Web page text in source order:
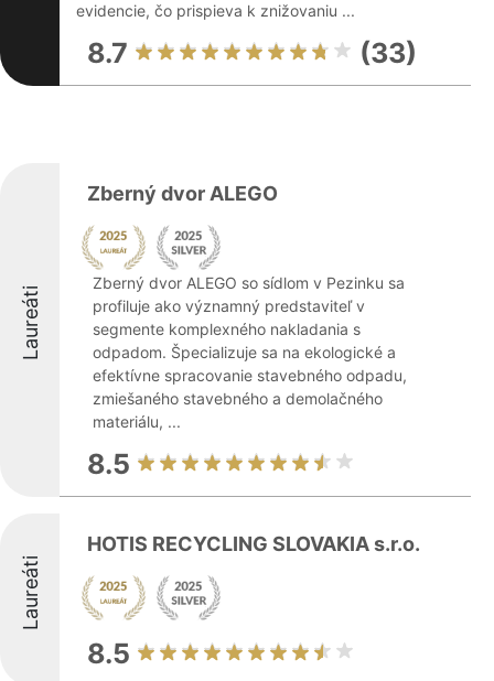
evidencie, čo prispieva k znižovaniu ...
8.7 (33)
Laureáti
Zberný dvor ALEGO
Zberný dvor ALEGO so sídlom v Pezinku sa
profiluje ako významný predstaviteľ v
segmente komplexného nakladania s
odpadom. Špecializuje sa na ekologické a
efektívne spracovanie stavebného odpadu,
zmiešaného stavebného a demolačného
materiálu, ...
8.5
Laureáti
HOTIS RECYCLING SLOVAKIA s.r.o.
8.5